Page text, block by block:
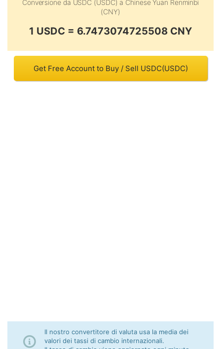
Conversione da USDC (USDC) a Chinese Yuan Renminbi
(CNY)
1 USDC = 6.7473074725508 CNY
Get Free Account to Buy / Sell USDC(USDC)
Il nostro convertitore di valuta usa la media dei
valori dei tassi di cambio internazionali.